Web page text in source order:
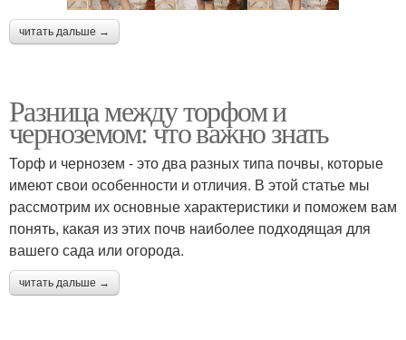
читать дальше →
Разница между торфом и
черноземом: что важно знать
Торф и чернозем - это два разных типа почвы, которые
имеют свои особенности и отличия. В этой статье мы
рассмотрим их основные характеристики и поможем вам
понять, какая из этих почв наиболее подходящая для
вашего сада или огорода.
читать дальше →